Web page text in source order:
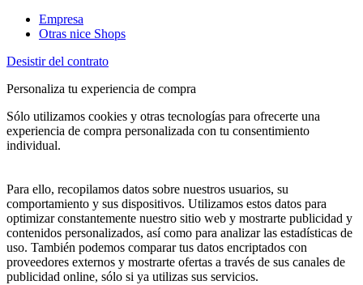
Empresa
Otras nice Shops
Desistir del contrato
Personaliza tu experiencia de compra
Sólo utilizamos cookies y otras tecnologías para ofrecerte una
experiencia de compra personalizada con tu consentimiento
individual.
Para ello, recopilamos datos sobre nuestros usuarios, su
comportamiento y sus dispositivos. Utilizamos estos datos para
optimizar constantemente nuestro sitio web y mostrarte publicidad y
contenidos personalizados, así como para analizar las estadísticas de
uso. También podemos comparar tus datos encriptados con
proveedores externos y mostrarte ofertas a través de sus canales de
publicidad online, sólo si ya utilizas sus servicios.